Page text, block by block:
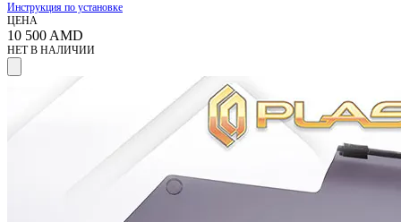
Инструкция по установке
ЦЕНА
10 500 AMD
НЕТ В НАЛИЧИИ